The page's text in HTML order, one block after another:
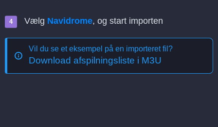
Vælg Navidrome, og start importen
Vil du se et eksempel på en importeret fil?
Download afspilningsliste i M3U